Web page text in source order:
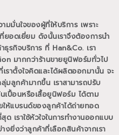
มมั่นใจของผู้ที่ให้บริการ เพราะ
ยอดเยี่ยม ดังนั้นเราจึงต้องการนำ
ธุรกิจบริการ ที่ Han&Co. เรา
มากกว่าร้านขายยูนิฟอร์มทั่วไป
ราตั้งใจคิดและได้ผลิตออกมานั้น จะ
มลูกค้ามากขึ้น เราสามารถปรับ
เปื้อนหรือเสื้อยูนิฟอร์ม ได้ตาม
ให้แบรนด์ของลูกค้าได้ถ่ายทอด
สุด เราใช้หัวใจในการทำงานออกแบบ
ยิ่งว่าลูกค้าที่เลือกสินค้าจากเรา